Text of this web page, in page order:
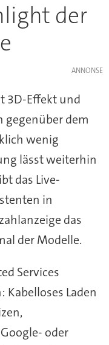
der
3D-Effekt und
gegenüber dem
wenig
lässt weiterhin
das Live-
in
das
der Modelle.
Services
Kabelloses Laden
oder